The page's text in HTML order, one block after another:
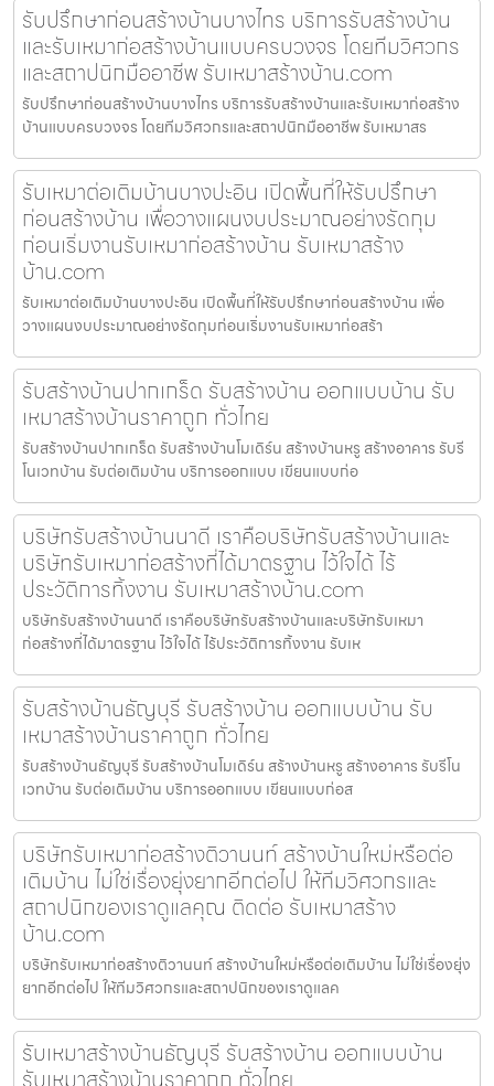
รับปรึกษาก่อนสร้างบ้านบางไทร บริการรับสร้างบ้าน
และรับเหมาก่อสร้างบ้านแบบครบวงจร โดยทีมวิศวกร
และสถาปนิกมืออาชีพ รับเหมาสร้างบ้าน.com
รับปรึกษาก่อนสร้างบ้านบางไทร บริการรับสร้างบ้านและรับเหมาก่อสร้าง
บ้านแบบครบวงจร โดยทีมวิศวกรและสถาปนิกมืออาชีพ รับเหมาสร
รับเหมาต่อเติมบ้านบางปะอิน เปิดพื้นที่ให้รับปรึกษา
ก่อนสร้างบ้าน เพื่อวางแผนงบประมาณอย่างรัดกุม
ก่อนเริ่มงานรับเหมาก่อสร้างบ้าน รับเหมาสร้าง
บ้าน.com
รับเหมาต่อเติมบ้านบางปะอิน เปิดพื้นที่ให้รับปรึกษาก่อนสร้างบ้าน เพื่อ
วางแผนงบประมาณอย่างรัดกุมก่อนเริ่มงานรับเหมาก่อสร้า
รับสร้างบ้านปากเกร็ด รับสร้างบ้าน ออกแบบบ้าน รับ
เหมาสร้างบ้านราคาถูก ทั่วไทย
รับสร้างบ้านปากเกร็ด รับสร้างบ้านโมเดิร์น สร้างบ้านหรู สร้างอาคาร รับรี
โนเวทบ้าน รับต่อเติมบ้าน บริการออกแบบ เขียนแบบก่อ
บริษัทรับสร้างบ้านนาดี เราคือบริษัทรับสร้างบ้านและ
บริษัทรับเหมาก่อสร้างที่ได้มาตรฐาน ไว้ใจได้ ไร้
ประวัติการทิ้งงาน รับเหมาสร้างบ้าน.com
บริษัทรับสร้างบ้านนาดี เราคือบริษัทรับสร้างบ้านและบริษัทรับเหมา
ก่อสร้างที่ได้มาตรฐาน ไว้ใจได้ ไร้ประวัติการทิ้งงาน รับเห
รับสร้างบ้านธัญบุรี รับสร้างบ้าน ออกแบบบ้าน รับ
เหมาสร้างบ้านราคาถูก ทั่วไทย
รับสร้างบ้านธัญบุรี รับสร้างบ้านโมเดิร์น สร้างบ้านหรู สร้างอาคาร รับรีโน
เวทบ้าน รับต่อเติมบ้าน บริการออกแบบ เขียนแบบก่อส
บริษัทรับเหมาก่อสร้างติวานนท์ สร้างบ้านใหม่หรือต่อ
เติมบ้าน ไม่ใช่เรื่องยุ่งยากอีกต่อไป ให้ทีมวิศวกรและ
สถาปนิกของเราดูแลคุณ ติดต่อ รับเหมาสร้าง
บ้าน.com
บริษัทรับเหมาก่อสร้างติวานนท์ สร้างบ้านใหม่หรือต่อเติมบ้าน ไม่ใช่เรื่องยุ่ง
ยากอีกต่อไป ให้ทีมวิศวกรและสถาปนิกของเราดูแลค
รับเหมาสร้างบ้านธัญบุรี รับสร้างบ้าน ออกแบบบ้าน